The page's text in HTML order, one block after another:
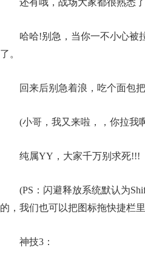
还有哦，战场大家都很熟悉了
哈哈!别急，当你一不小心被拉
了。
回来后别急着浪，吃个面包把
(小哥，我又来啦，，你拉我啊
纯属YY，大家千万别求死!!!
(PS：闪避释放系统默认为
的，我们也可以把图标拖快捷栏
神技3：